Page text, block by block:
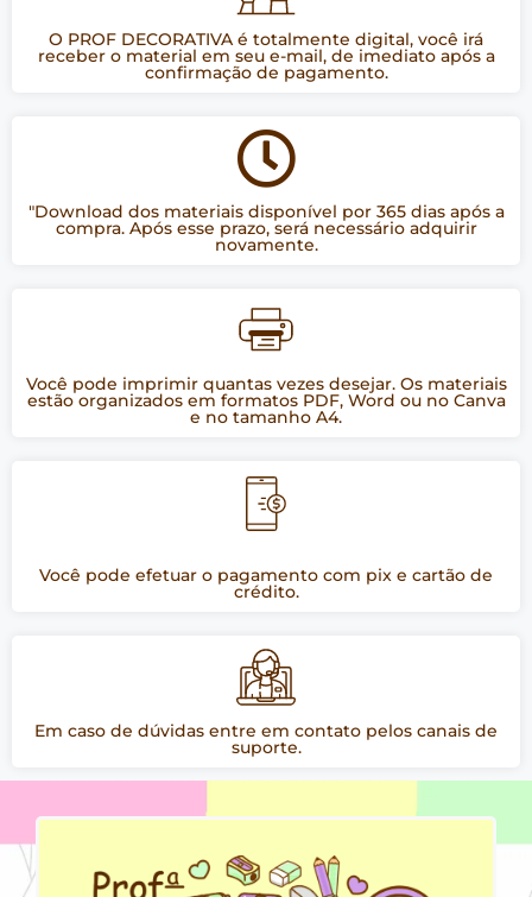
O PROF DECORATIVA é totalmente digital, você irá
receber o material em seu e-mail, de imediato após a
confirmação de pagamento.
"Download dos materiais disponível por 365 dias após a
compra. Após esse prazo, será necessário adquirir
novamente.
Você pode imprimir quantas vezes desejar. Os materiais
estão organizados em formatos PDF, Word ou no Canva
e no tamanho A4.
Você pode efetuar o pagamento com pix e cartão de
crédito.
Em caso de dúvidas entre em contato pelos canais de
suporte.